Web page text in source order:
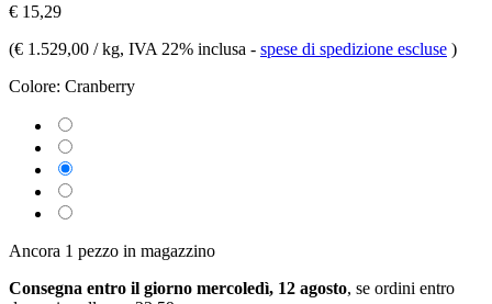
€ 15,29
(€ 1.529,00 / kg, IVA 22% inclusa - spese di spedizione escluse )
Colore: Cranberry
Ancora 1 pezzo in magazzino
Consegna entro il giorno mercoledì, 12 agosto, se ordini entro